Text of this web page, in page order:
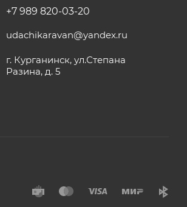
+7 989 820-03-20
udachikaravan@yandex.ru
г. Курганинск, ул.Степана
Разина, д. 5